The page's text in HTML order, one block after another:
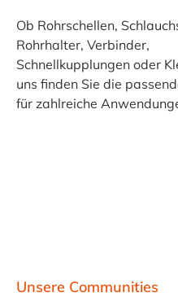
Ob Rohrschellen,
Rohrhalter, Verbinder,
Schnellkupplungen oder
uns finden Sie die
für zahlreiche
Unsere Communities